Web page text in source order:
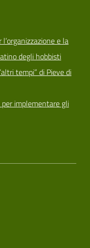
e la
degli hobbisti
tempi” di Pieve di
implementare gli